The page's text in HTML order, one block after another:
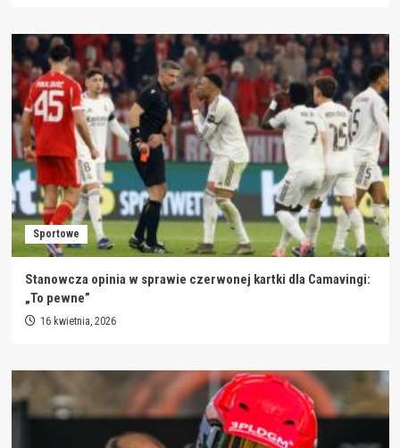
Sportowe
Stanowcza opinia w sprawie czerwonej kartki dla Camavingi:
„To pewne”
16 kwietnia, 2026